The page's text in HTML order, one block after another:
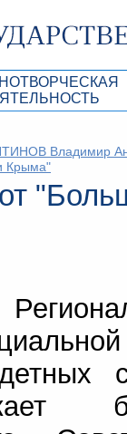
Республики
Владимир
Крыма"